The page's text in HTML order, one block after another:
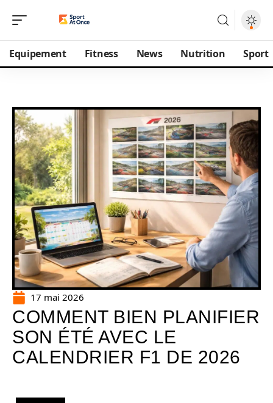
Equipement Fitness News Nutrition Sport
17 mai 2026
COMMENT BIEN PLANIFIER
SON ÉTÉ AVEC LE
CALENDRIER F1 DE 2026